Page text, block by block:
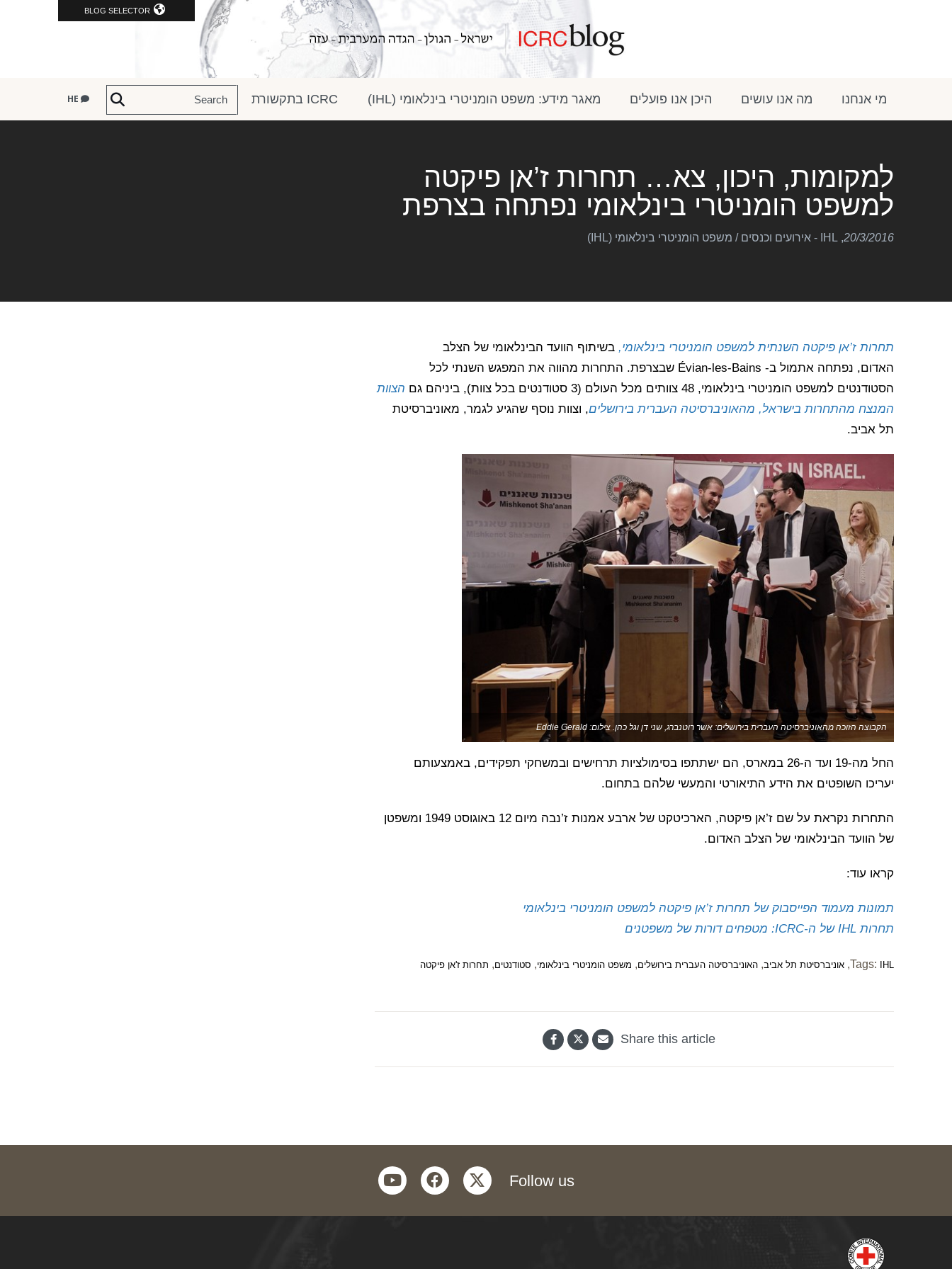
BLOG SELECTOR
מי אנחנו מה אנו עושים היכן אנו פועלים מאגר מידע: משפט הומניטרי בינלאומי (IHL) ICRC בתקשורת
למקומות, היכון, צא… תחרות ז’אן פיקטה
למשפט הומניטרי בינלאומי נפתחה בצרפת
20/3/2016
, IHL - אירועים וכנסים / משפט הומניטרי בינלאומי (IHL)
תחרות ז’אן פיקטה השנתית למשפט הומניטרי בינלאומי, בשיתוף הוועד הבינלאומי של הצלב
האדום, נפתחה אתמול ב- Évian-les-Bains שבצרפת. התחרות מהווה את המפגש השנתי לכל
הסטודנטים למשפט הומניטרי בינלאומי, 48 צוותים מכל העולם (3 סטודנטים בכל צוות), ביניהם גם
הצוות
המנצח מהתחרות בישראל, מהאוניברסיטה העברית בירושלים, וצוות נוסף שהגיע לגמר, מאוניברסיטת
תל אביב.
הקבוצה הזוכה מהאוניברסיטה העברית בירושלים: אשר רוטנברג, שני דן וגל כהן. צילום: Eddie Gerald
החל מה-19 ועד ה-26 במארס, הם ישתתפו בסימולציות תרחישים ובמשחקי תפקידים, באמצעותם
יעריכו השופטים את הידע התיאורטי והמעשי שלהם בתחום.
התחרות נקראת על שם ז’אן פיקטה, הארכיטקט של ארבע אמנות ז’נבה מיום 12 באוגוסט 1949 ומשפטן
של הוועד הבינלאומי של הצלב האדום.
קראו עוד:
תמונות מעמוד הפייסבוק של תחרות ז’אן פיקטה למשפט הומניטרי בינלאומי
תחרות IHL של ה-ICRC: מטפחים דורות של משפטנים
Tags: IHL
, אוניברסיטת תל אביב, האוניברסיטה העברית בירושלים, משפט הומניטרי בינלאומי, סטודנטים, תחרות ז'אן פיקטה
Share this article
Follow us
twitter
facebook
youtube